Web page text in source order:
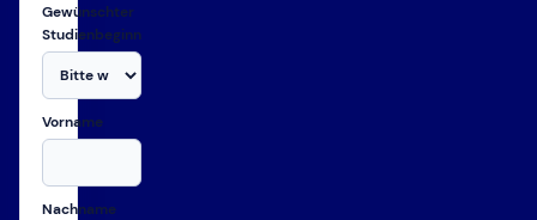
Gewünschter
Studienbeginn
Vorname
Nachname